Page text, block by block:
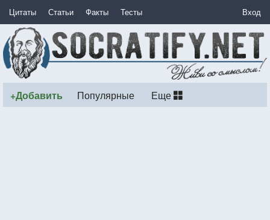
Цитаты Статьи Факты Тесты Вход
+Добавить Популярные Еще